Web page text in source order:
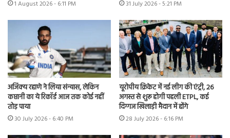
1 August 2026 - 6:11 PM 31 July 2026 - 5:21 PM
अजिंक्य रहाणे ने लिया संन्यास, लेकिन
कप्तानी का ये रिकॉर्ड आज तक कोई नहीं
तोड़ पाया
30 July 2026 - 6:40 PM
यूरोपीय क्रिकेट में नई लीग की एंट्री, 26
अगस्त से शुरू होगी पहली ETPL, कई
दिग्गज खिलाड़ी मैदान में होंगे
28 July 2026 - 6:16 PM